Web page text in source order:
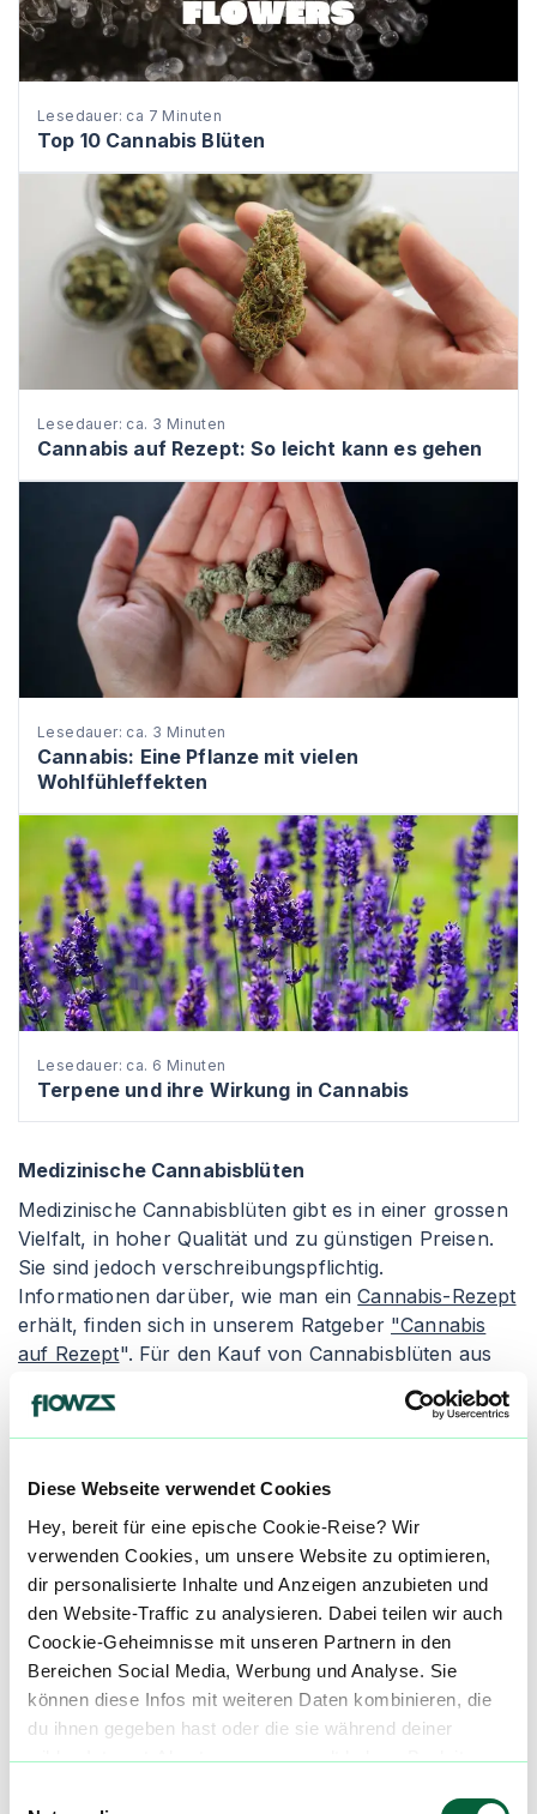
Diese Webseite verwendet Cookies
Hey, bereit für eine epische Cookie-Reise? Wir
verwenden Cookies, um unsere Website zu optimieren,
dir personalisierte Inhalte und Anzeigen anzubieten und
den Website-Traffic zu analysieren. Dabei teilen wir auch
Coockie-Geheimnisse mit unseren Partnern in den
Bereichen Social Media, Werbung und Analyse. Sie
können diese Infos mit weiteren Daten kombinieren, die
du ihnen gegeben hast oder die sie während deiner
wilden Internet-Abenteuer gesammelt haben. Begleite
Lesedauer: ca 7 Minuten
Top 10 Cannabis Blüten
Lesedauer: ca. 3 Minuten
Cannabis auf Rezept: So leicht kann es gehen
Lesedauer: ca. 3 Minuten
Cannabis: Eine Pflanze mit vielen
Wohlfühleffekten
Lesedauer: ca. 6 Minuten
Terpene und ihre Wirkung in Cannabis
Medizinische Cannabisblüten
Medizinische Cannabisblüten gibt es in einer grossen
Vielfalt, in hoher Qualität und zu günstigen Preisen.
Sie sind jedoch verschreibungspflichtig.
Informationen darüber, wie man einCannabis-Rezept
erhält, finden sich in unserem Ratgeber "Cannabis
auf Rezept". Für den Kauf von Cannabisblüten aus
Cannabis legal kaufen
" zu lesen. Apotheken geben
die Cannabisblüten entweder als Granulat oder als
Einnahmeform ist.
Granulierte Cannabisblüten wird in der Apotheke
zerkleinert und verpackt. Die Konsumenten erhalten
einen Dosierlöffel zur genauen Abmessung des
medizinischen Cannabis, um ungleichmäßige und
inkorrekte Dosierungen zu vermeiden. Der Nachteil
von granuliertem Cannabis ist seine schnellere
Oxidation, wodurch es schneller austrocknen und an
Qualität verlieren kann. Alternativ gibt es die Abgabe